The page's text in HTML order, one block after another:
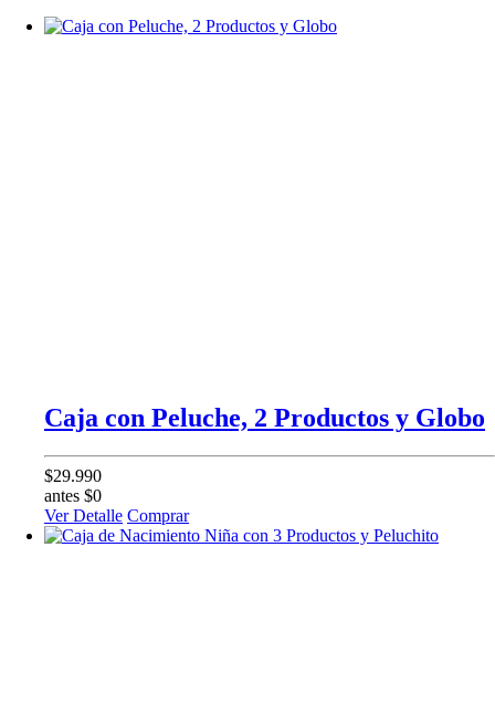
Caja con Peluche, 2 Productos y Globo
$29.990
antes $0
Ver Detalle Comprar